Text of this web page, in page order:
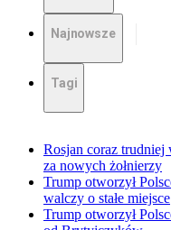
Najnowsze
Tagi
Rosjan coraz trudniej
za nowych żołnierzy
Trump otworzył
walczy o stałe miejsce
Trump otworzył